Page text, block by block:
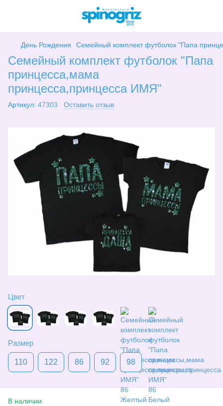
День Рождения Семейный комплект футболок "Папа
Семейный комплект футболок "Папа
принцесса,мама
принцесса,принцесса ИМЯ"
Артикул: 47303 Оставить отзыв
Цвет
Размер
110 122 86 92 98
В наличии